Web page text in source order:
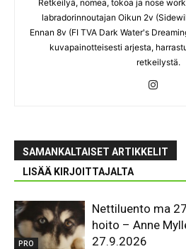
Retkeilyä, nomea, tokoa ja nose
labradorinnoutajan Oikun 2v
Ennan 8v (FI TVA Dark Water's
kuvapainotteisesti arjesta,
retkeilystä.
SAMANKALTAISET ARTIKKELIT
LISÄÄ KIRJOITTAJALTA
PRO
Nettiluento ma
hoito – Anne
27.9.2026